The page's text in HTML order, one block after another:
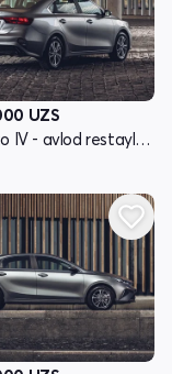
UZS
Kia Cerato IV - avlod restayling